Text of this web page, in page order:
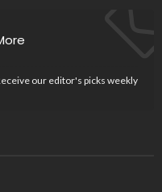
our editor's picks weekly